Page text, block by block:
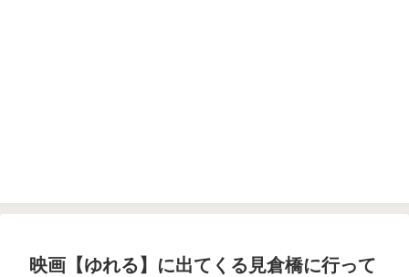
映画【ゆれる】に出てくる見倉橋に行って